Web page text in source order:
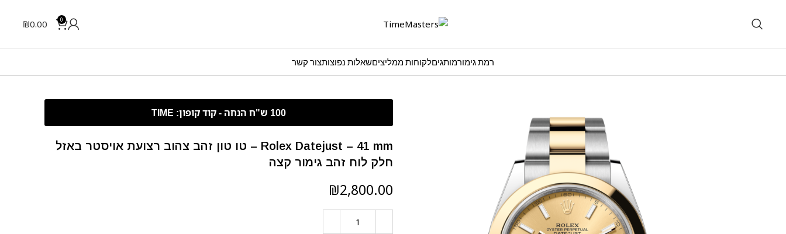
0
₪0.00
רמת גימורמותגיםלקוחות ממליציםשאלות נפוצותצור קשר
Rolex Datejust – 41 mm – טו טון זהב צהוב רצועת אויסטר באזל
חלק לוח זהב גימור קצה
₪